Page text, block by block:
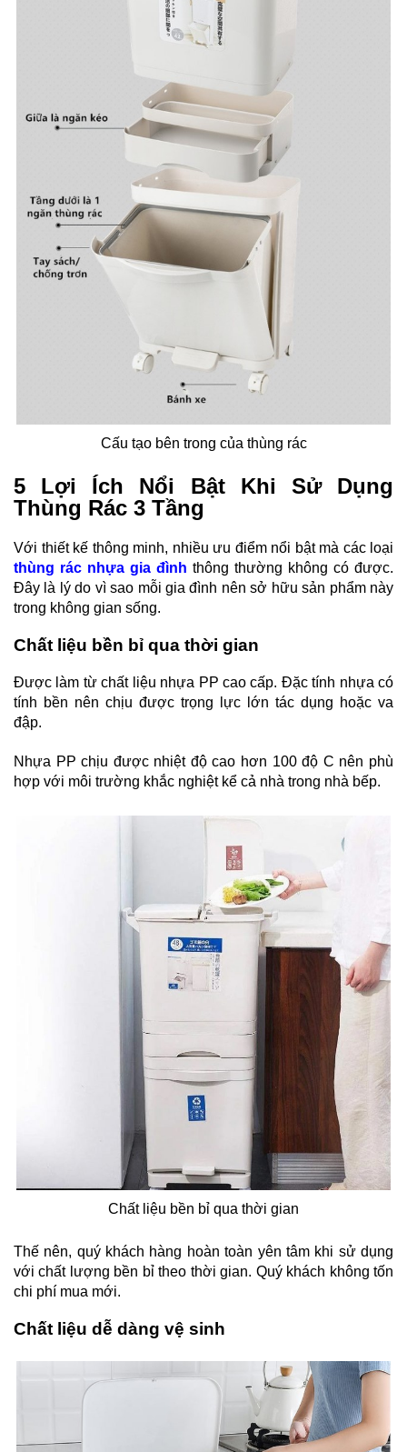
Cấu tạo bên trong của thùng rác
5 Lợi Ích Nổi Bật Khi Sử Dụng
Thùng Rác 3 Tầng
Với thiết kế thông minh, nhiều ưu điểm nổi bật mà các loại
thùng rác nhựa gia đình thông thường không có được.
Đây là lý do vì sao mỗi gia đình nên sở hữu sản phẩm này
trong không gian sống.
Chất liệu bền bỉ qua thời gian
Được làm từ chất liệu nhựa PP cao cấp. Đặc tính nhựa có
tính bền nên chịu được trọng lực lớn tác dụng hoặc va
đập.
Nhựa PP chịu được nhiệt độ cao hơn 100 độ C nên phù
hợp với môi trường khắc nghiệt kể cả nhà trong nhà bếp.
Chất liệu bền bỉ qua thời gian
Thế nên, quý khách hàng hoàn toàn yên tâm khi sử dụng
với chất lượng bền bỉ theo thời gian. Quý khách không tốn
chi phí mua mới.
Chất liệu dễ dàng vệ sinh